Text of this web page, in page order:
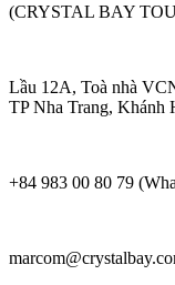
(CRYSTAL BAY
Lầu 12A, Toà nhà
TP Nha Trang, Khánh
+84 983 00 80 79